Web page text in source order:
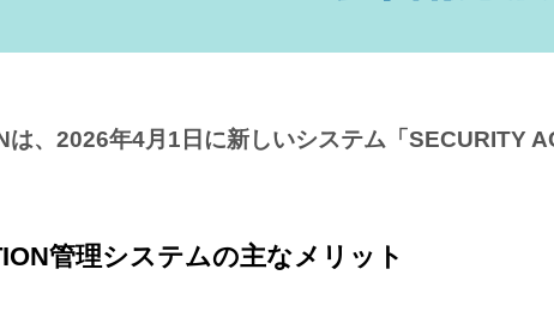
、2026年4月1日に新しいシステム「SECURITY
管理システムの主なメリット